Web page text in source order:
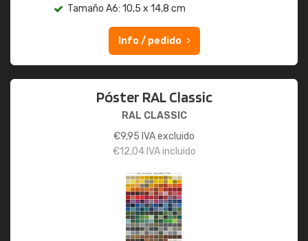
Tamaño A6: 10,5 x 14,8 cm
Info / pedido
Póster RAL Classic
RAL CLASSIC
€9,95 IVA excluido
€12,04IVA incluido